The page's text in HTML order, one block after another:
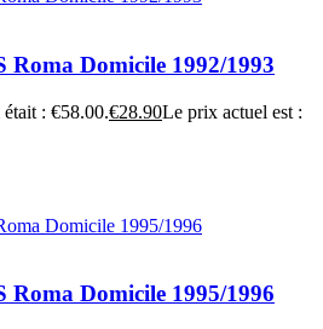
Domicile 1992/1993
: €58.00.€28.90Le prix actuel est :
Domicile 1995/1996